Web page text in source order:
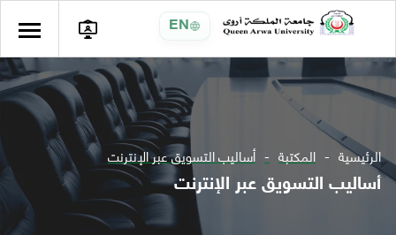
EN
الرئيسية المكتبة أساليب التسويق عبر الإنترنت
أساليب التسويق عبر الإنترنت